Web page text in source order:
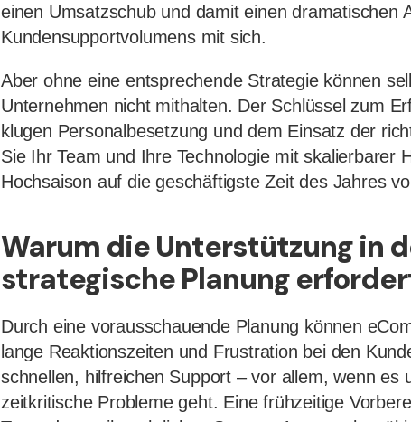
einen Umsatzschub und damit einen dramatischen
Kundensupportvolumens mit sich.
Aber ohne eine entsprechende Strategie können
Unternehmen nicht mithalten. Der Schlüssel zum
klugen Personalbesetzung und dem Einsatz der
Sie Ihr Team und Ihre Technologie mit skalierbarer
Hochsaison auf die geschäftigste Zeit des Jahres
Warum die Unterstützung in
strategische Planung
Durch eine vorausschauende Planung können
lange Reaktionszeiten und Frustration bei den
schnellen, hilfreichen Support – vor allem, wenn es
zeitkritische Probleme geht. Eine frühzeitige